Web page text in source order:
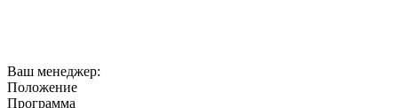
Ваш менеджер:
Положение
Программа